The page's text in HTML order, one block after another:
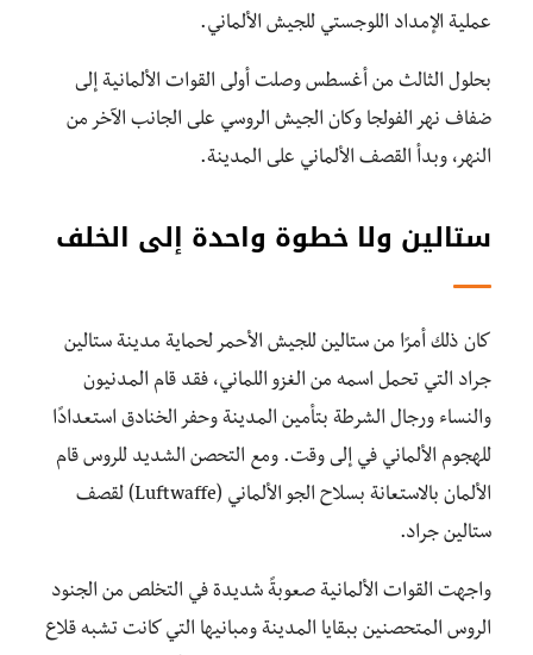
عملية الإمداد اللوجستي للجيش الألماني.
بحلول الثالث من أغسطس وصلت أولى القوات الألمانية إلى
ضفاف نهر الفولجا وكان الجيش الروسي على الجانب الآخر من
النهر، وبدأ القصف الألماني على المدينة.
ستالين ولا خطوة واحدة إلى الخلف
كان ذلك أمرًا من ستالين للجيش الأحمر لحماية مدينة ستالين
جراد التي تحمل اسمه من الغزو اللماني، فقد قام المدنيون
والنساء ورجال الشرطة بتأمين المدينة وحفر الخنادق استعدادًا
للهجوم الألماني في إلى وقت. ومع التحصن الشديد للروس قام
الألمان بالاستعانة بسلاح الجو الألماني (Luftwaffe) لقصف
ستالين جراد.
واجهت القوات الألمانية صعوبةً شديدة في التخلص من الجنود
الروس المتحصنين ببقايا المدينة ومبانيها التي كانت تشبه قلاع